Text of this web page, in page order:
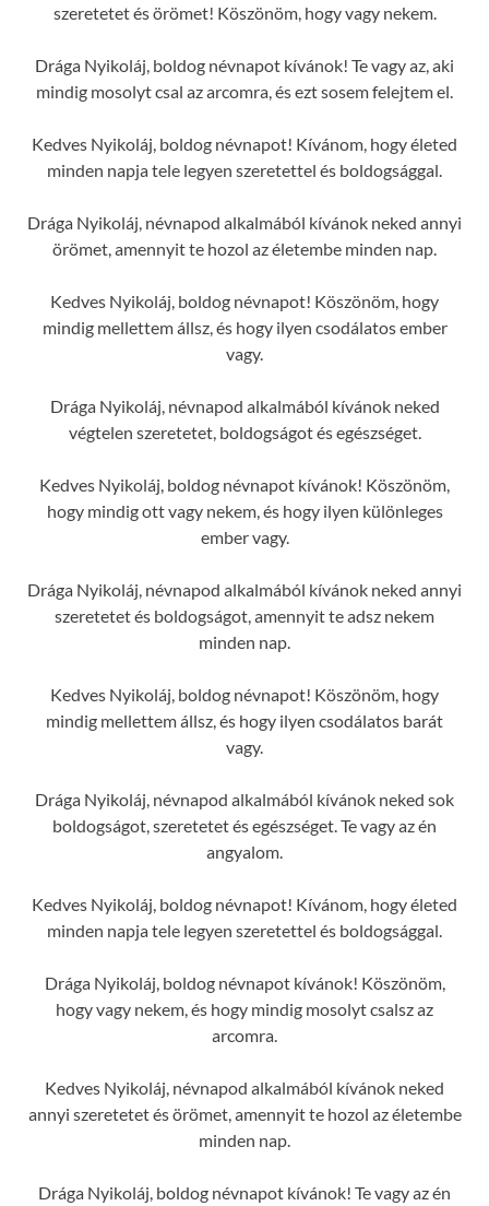
szeretetet és örömet! Köszönöm, hogy vagy nekem.
Drága Nyikoláj, boldog névnapot kívánok! Te vagy az, aki
mindig mosolyt csal az arcomra, és ezt sosem felejtem el.
Kedves Nyikoláj, boldog névnapot! Kívánom, hogy életed
minden napja tele legyen szeretettel és boldogsággal.
Drága Nyikoláj, névnapod alkalmából kívánok neked annyi
örömet, amennyit te hozol az életembe minden nap.
Kedves Nyikoláj, boldog névnapot! Köszönöm, hogy
mindig mellettem állsz, és hogy ilyen csodálatos ember
vagy.
Drága Nyikoláj, névnapod alkalmából kívánok neked
végtelen szeretetet, boldogságot és egészséget.
Kedves Nyikoláj, boldog névnapot kívánok! Köszönöm,
hogy mindig ott vagy nekem, és hogy ilyen különleges
ember vagy.
Drága Nyikoláj, névnapod alkalmából kívánok neked annyi
szeretetet és boldogságot, amennyit te adsz nekem
minden nap.
Kedves Nyikoláj, boldog névnapot! Köszönöm, hogy
mindig mellettem állsz, és hogy ilyen csodálatos barát
vagy.
Drága Nyikoláj, névnapod alkalmából kívánok neked sok
boldogságot, szeretetet és egészséget. Te vagy az én
angyalom.
Kedves Nyikoláj, boldog névnapot! Kívánom, hogy életed
minden napja tele legyen szeretettel és boldogsággal.
Drága Nyikoláj, boldog névnapot kívánok! Köszönöm,
hogy vagy nekem, és hogy mindig mosolyt csalsz az
arcomra.
Kedves Nyikoláj, névnapod alkalmából kívánok neked
annyi szeretetet és örömet, amennyit te hozol az életembe
minden nap.
Drága Nyikoláj, boldog névnapot kívánok! Te vagy az én